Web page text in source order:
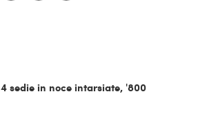
4 sedie in noce intarsiate, '800